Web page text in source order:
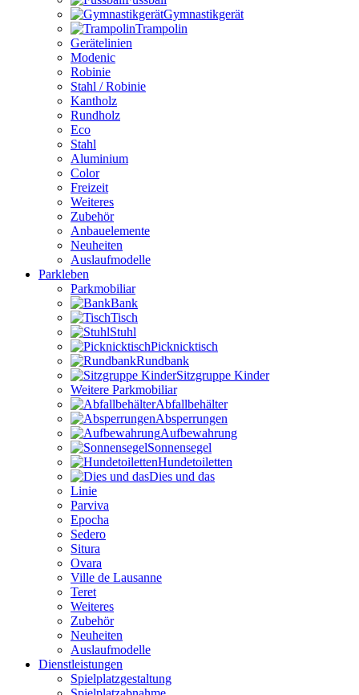
Gymnastikgerät
Trampolin
Gerätelinien
Modenic
Robinie
Stahl / Robinie
Kantholz
Rundholz
Eco
Stahl
Aluminium
Color
Freizeit
Weiteres
Zubehör
Anbauelemente
Neuheiten
Auslaufmodelle
Parkleben
Parkmobiliar
Bank
Tisch
Stuhl
Picknicktisch
Rundbank
Sitzgruppe Kinder
Weitere Parkmobiliar
Abfallbehälter
Absperrungen
Aufbewahrung
Sonnensegel
Hundetoiletten
Dies und das
Linie
Parviva
Epocha
Sedero
Situra
Ovara
Ville de Lausanne
Teret
Weiteres
Zubehör
Neuheiten
Auslaufmodelle
Dienstleistungen
Spielplatzgestaltung